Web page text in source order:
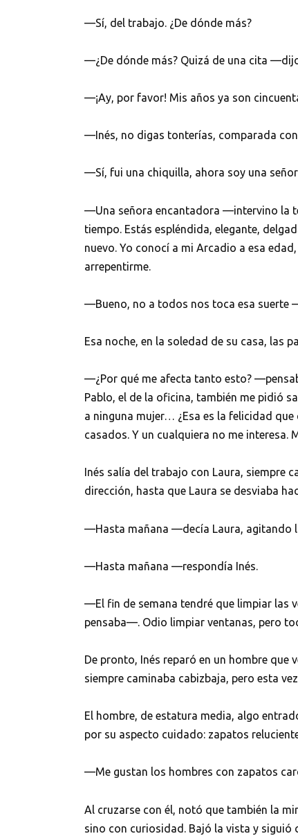
—Sí, del trabajo. ¿De dónde más?
—¿De dónde más? Quizá de una cita
—¡Ay, por favor! Mis años ya son
—Inés, no digas tonterías, comparada
—Sí, fui una chiquilla, ahora soy una
—Una señora encantadora —intervino la
tiempo. Estás espléndida, elegante,
nuevo. Yo conocí a mi Arcadio a esa
arrepentirme.
—Bueno, no a todos nos toca esa suerte
Esa noche, en la soledad de su casa, las
—¿Por qué me afecta tanto esto?
Pablo, el de la oficina, también me pidió
a ninguna mujer… ¿Esa es la felicidad
casados. Y un cualquiera no me interesa.
Inés salía del trabajo con Laura, siempre
dirección, hasta que Laura se desviaba
—Hasta mañana —decía Laura, agitando
—Hasta mañana —respondía Inés.
—El fin de semana tendré que limpiar las
pensaba—. Odio limpiar ventanas, pero
De pronto, Inés reparó en un hombre que
siempre caminaba cabizbaja, pero esta
El hombre, de estatura media, algo
por su aspecto cuidado: zapatos
—Me gustan los hombres con zapatos
Al cruzarse con él, notó que también la
sino con curiosidad. Bajó la vista y siguió